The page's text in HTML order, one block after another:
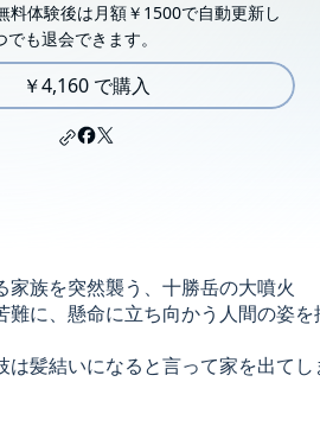
料体験後は月額￥1500で自動更新し
でも退会できます。
￥4,160 で購入
族を突然襲う、十勝岳の大噴火
難に、懸命に立ち向かう人間の姿
髪結いになると言って家を出て
の6人の家族は、畠を開拓し、貧困